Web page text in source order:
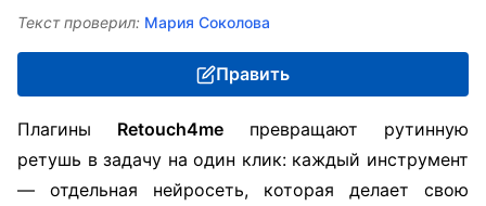
Текст проверил: Мария Соколова
Править
Плагины Retouch4me превращают рутинную
ретушь в задачу на один клик: каждый инструмент
— отдельная нейросеть, которая делает свою